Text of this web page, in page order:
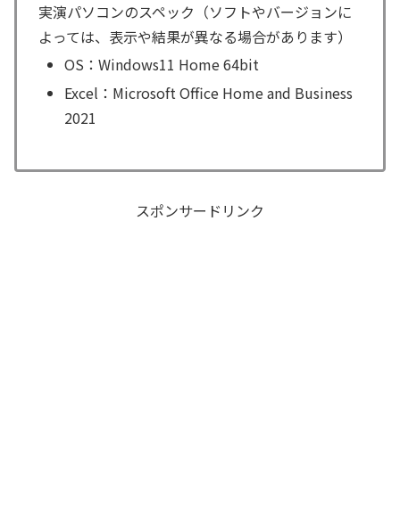
実演パソコンのスペック（ソフトやバージョンに
よっては、表示や結果が異なる場合があります）
OS：Windows11 Home 64bit
Excel：Microsoft Office Home and Business
2021
スポンサードリンク